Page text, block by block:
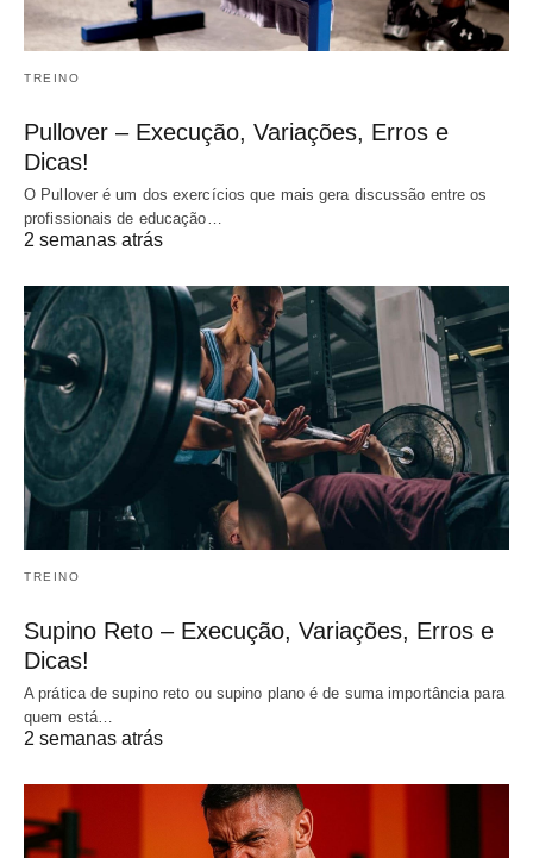
TREINO
Pullover – Execução, Variações, Erros e
Dicas!
O Pullover é um dos exercícios que mais gera discussão entre os
profissionais de educação…
2 semanas atrás
TREINO
Supino Reto – Execução, Variações, Erros e
Dicas!
A prática de supino reto ou supino plano é de suma importância para
quem está…
2 semanas atrás